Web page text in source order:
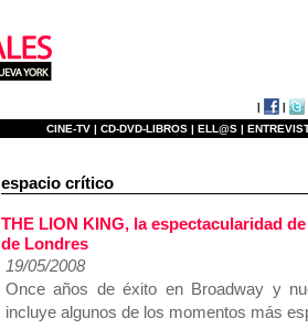
CINE-TV | CD-DVD-LIBROS | ELL@S |
espacio crítico
THE LION KING, la espectacularidad
de Londres
19/05/2008
Once años de éxito en Broadway y
incluye algunos de los momentos más